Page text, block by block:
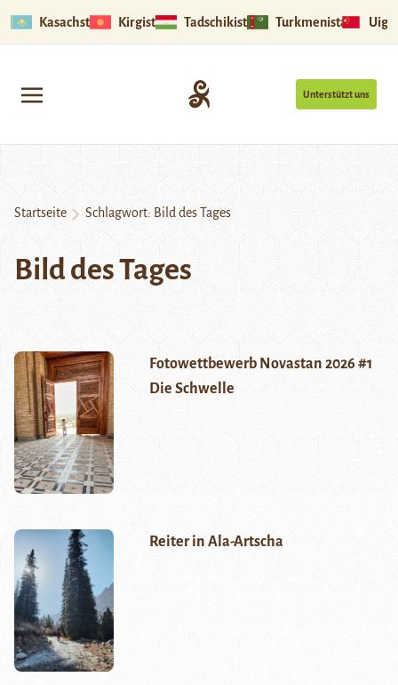
Kasachstan Kirgistan Tadschikistan Turkmenistan
Unterstützt uns
Startseite Schlagwort: Bild des Tages
Bild des Tages
Fotowettbewerb Novastan 2026 #1
Die Schwelle
Reiter in Ala-Artscha